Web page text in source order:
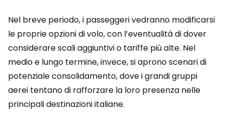
Nel breve periodo, i passeggeri vedranno modificarsi
le proprie opzioni di volo, con l’eventualità di dover
considerare scali aggiuntivi o tariffe più alte. Nel
medio e lungo termine, invece, si aprono scenari di
potenziale consolidamento, dove i grandi gruppi
aerei tentano di rafforzare la loro presenza nelle
principali destinazioni italiane.